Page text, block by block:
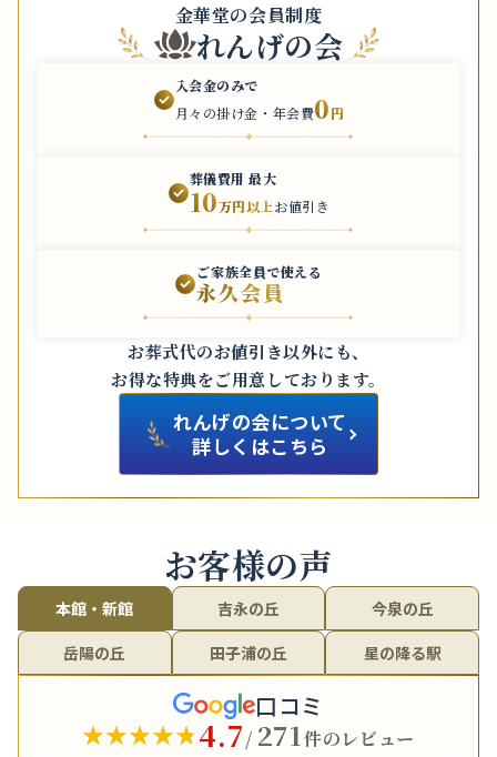
金華堂の会員制度
れんげの会
入会金のみで
月々の掛け金・年会費0円
葬儀費用 最大
10万円以上お値引き
ご家族全員で使える
永久会員
お葬式代のお値引き以外にも、
お得な特典をご用意しております。
れんげの会について
詳しくはこちら
お客様の声
本館・新館 吉永の丘
今泉の丘
岳陽の丘
田子浦の丘 星の降る駅
口コミ
★★★★★
★★★★★4.7/ 271件のレビュー